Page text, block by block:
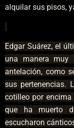
alquilar sus pisos,
Edgar Suárez, el
una manera
antelación, como
sus pertenencias.
cotilleo por encima
que ha muerto
escucharon